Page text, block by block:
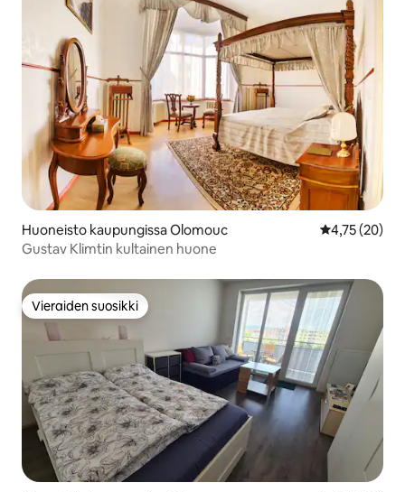
Huoneisto kaupungissa Olomouc
4,75 (20)
Gustav Klimtin kultainen huone
Vieraiden suosikki
Vieraiden suosikki